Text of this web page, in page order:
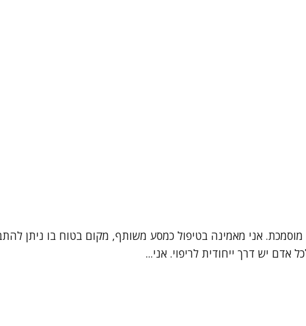
מוסמכת. אני מאמינה בטיפול כמסע משותף, מקום בטוח בו ניתן
אדם יש דרך ייחודית לריפוי. אני...